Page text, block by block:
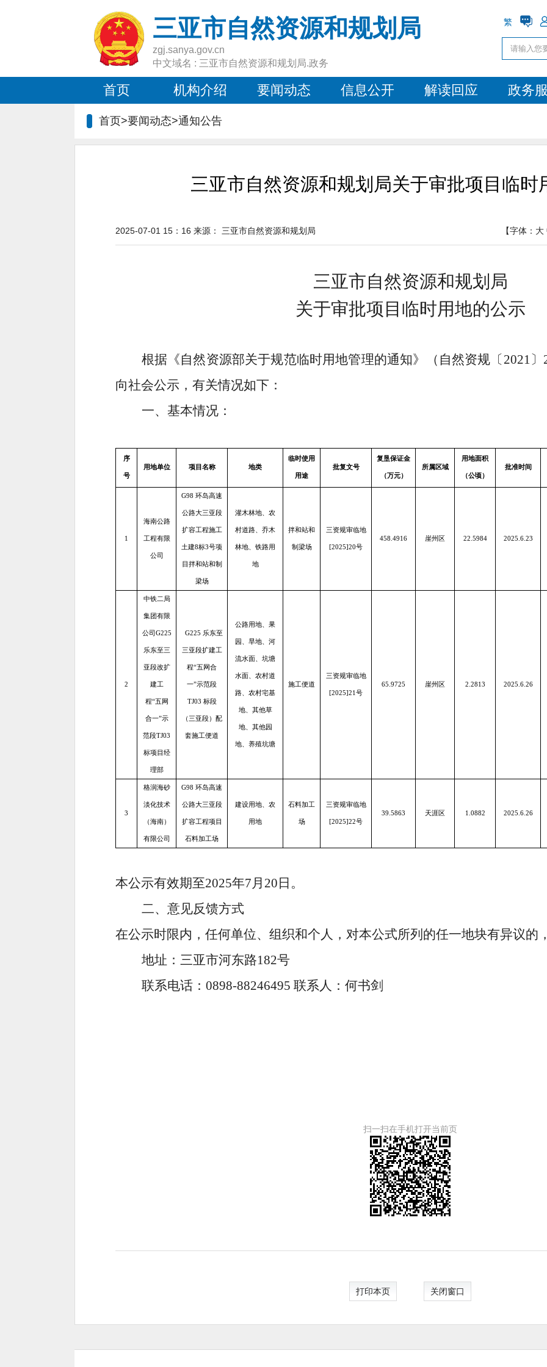
三亚市自然资源和规划局
zgj.sanya.gov.cn
中文域名 : 三亚市自然资源和规划局.政务
繁
首页 机构介绍 要闻动态 信息公开 解读回应 政务
首页>要闻动态>通知公告
三亚市自然资源和规划局关于审批项目临时
【字体： 大
2025-07-01 15：16 来源： 三亚市自然资源和规划局
三亚市自然资源和规划局
关于审批项目临时用地的公示
根据《自然资源部关于规范临时用地管理的通知》（自然资规 〔 2021〕
向社会公示，有关情况如下：
一、 基本情况：
序
号
用地单位 项目名称 地类
临时使用
用途
批复文号
复垦保证金
（万元）
所属区域
用地面积
（公顷）
批准时间
1
海南公路
工程有限
公司
G98 环岛高速
公路大三亚段
扩容工程施工
土建8标3号项
目拌和站和制
梁场
灌木林地、农
村道路、乔木
林地、铁路用
地
拌和站和
制梁场
三资规审临地
[2025]20号
458.4916 崖州区 22.5984 2025.6.23
2
中铁二局
集团有限
公司G225
乐东至三
亚段改扩
建工
程“五网
合一”示
范段TJ03
标项目经
理部
G225 乐东至
三亚段扩建工
程“五网合
一”示范段
TJ03 标段
（三亚段）配
套施工便道
公路用地、果
园、旱地、河
流水面、坑塘
水面、农村道
路、农村宅基
地、其他草
地、其他园
地、养殖坑塘
施工便道
三资规审临地
[2025]21号
65.9725 崖州区 2.2813 2025.6.26
3
格润海砂
淡化技术
（海南）
有限公司
G98 环岛高速
公路大三亚段
扩容工程项目
石料加工场
建设用地、农
用地
石料加工
场
三资规审临地
[2025]22号
39.5863 天涯区 1.0882 2025.6.26
本公示有效期至2025年7月 20 日。
二、 意见反馈方式
在公示时限内，任何单位、组织和个人，对本公式所列的任一地块有异议的
地址：三亚市河东路182号
联系电话： 0898-88246495 联系人：何书剑
2025
扫一扫在手机打开当前页
打印本页 关闭窗口